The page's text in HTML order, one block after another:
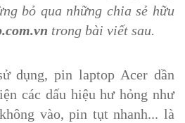
bỏ qua những chia sẻ hữu
trong bài viết sau.
dụng, pin laptop Acer dần
các dấu hiệu hư hỏng như
vào, pin tụt nhanh... là